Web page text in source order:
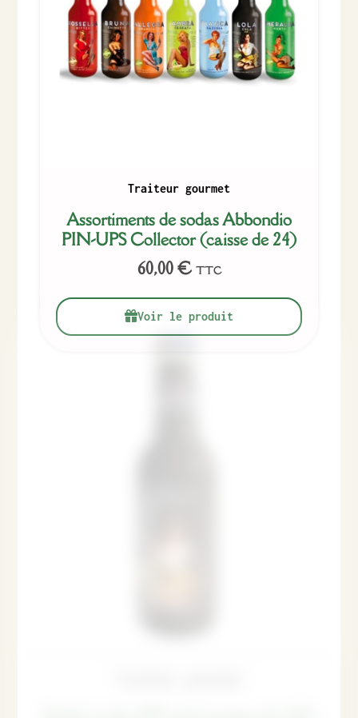
Traiteur gourmet
Assortiments de sodas Abbondio
PIN-UPS Collector (caisse de 24)
60,00€ TTC
Voir le produit